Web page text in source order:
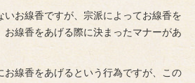
いお線香ですが、宗派によってお線香を
お線香をあげる際に決まったマナーがあ
お線香をあげるという行為ですが、この